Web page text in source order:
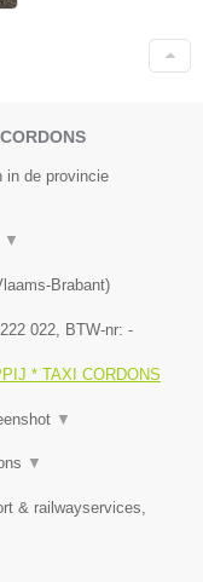
in de provincie
▼
Brabant)
022 , BTW-nr: -
* TAXI CORDONS
▼
▼
& railwayservices,